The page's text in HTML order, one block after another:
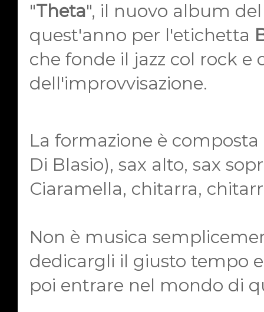
"Theta", il nuovo album
quest'anno per l'etichetta
che fonde il jazz col rock e
dell'improvvisazione.
La formazione è
Di Blasio), sax alto, sax
Ciaramella, chitarra,
Non è musica
dedicargli il giusto tempo
poi entrare nel mondo di